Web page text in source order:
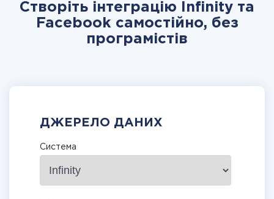
Створіть інтеграцію Infinity та
Facebook самостійно, без
програмістів
ДЖЕРЕЛО ДАНИХ
Система